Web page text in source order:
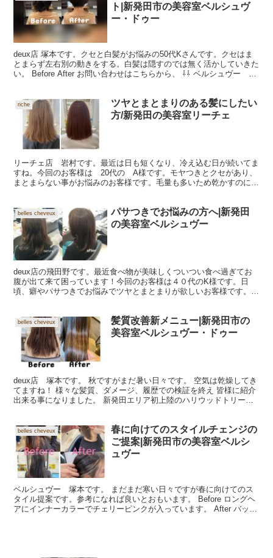
ト|新発田市の美容室ベルシュヴ
ー・ドゥー
deux店 塚本です。クセと白髪がお悩みの50代Kさんです。クセはま
とまらず左右別の動きをする。白髪は隠すのでは無く活かしていきた
い。 Before After お問い合わせはこちらから、 ⇩⇩ ベルシュヴー ド
riche
ツヤとまとまりのある髪にしたい
方/新発田の美容室リーチェ
リーチェ店 岩村です。最近は日も短くなり、冷え込む日が続いてま
すね。今回のお客様は 20代の A様です。モヤつきとクセがあり、
まとまらない事がお悩みのお客様です。毛量も多いため乾かすのに時
belles cheveux
パサつきでお悩みの方へ|新発田
の美容室ベルシュヴー
deux店の飛田野です。最近食べ物が美味しくついつい食べ過ぎてお
腹が出て来て困っています！今回のお客様は４０代のK様です。日
頃、癖やパサつきでお悩みでツヤとまとまりが欲しいお客様です。
belles cheveux
髪質改善新メニュー|新発田市の
美容室ベルシュヴー・ドゥー
deux店 塚本です。 秋ですがまだ暑い日々です。 空気は乾燥してき
てますね！ 様々な髪質、ダメージ、履歴での検証を終え 皆様に紹介
出来る事になりました。 新発田エリア初上陸のハリウッドトリート
belles cheveux
春に向けてのスタイルチェンジの
ご提案|新発田市の美容室ベルシ
ュヴー
ベルシュヴー 塚本です。 まだまだ寒い日々ですが春に向けてのス
タイル提案です。参考になれば良いとおもいます。 Before ロングヘ
アにインナーカラーでチェリーピンクが入っています。 After バッサ